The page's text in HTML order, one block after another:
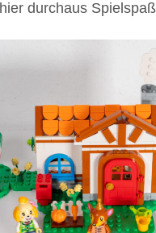
durchaus